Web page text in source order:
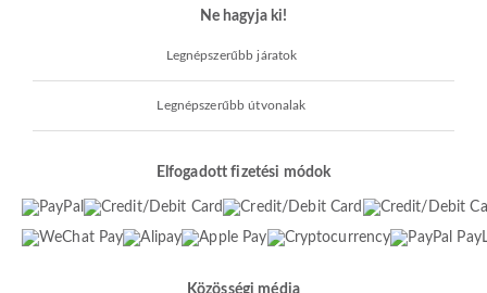
Ne hagyja ki!
Legnépszerűbb járatok
Legnépszerűbb útvonalak
Elfogadott fizetési módok
Közösségi média